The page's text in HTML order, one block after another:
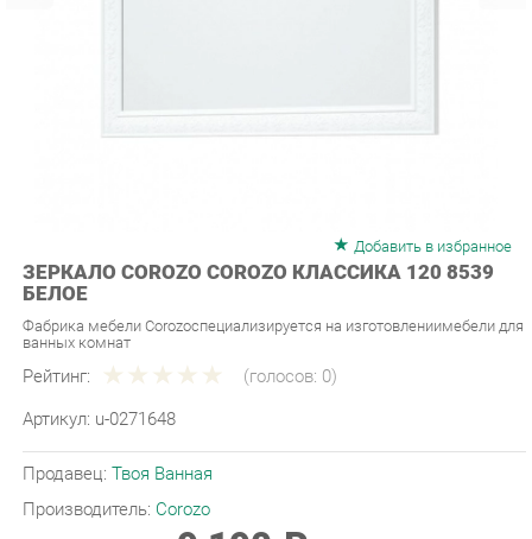
ЗЕРКАЛО COROZO COROZO КЛАССИКА 120 8539
БЕЛОЕ
Фабрика мебели Corozoспециализируется на изготовлениимебели для
Рейтинг: (голосов:
Артикул: u-0271648
Продавец:
Производитель: Corozo
Последняя цена: 9 190 ₽